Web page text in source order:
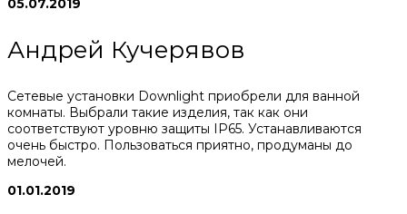
05.07.2019
Андрей Кучерявов
Сетевые установки Downlight приобрели для ванной
комнаты. Выбрали такие изделия, так как они
соответствуют уровню защиты IP65. Устанавливаются
очень быстро. Пользоваться приятно, продуманы до
мелочей.
01.01.2019